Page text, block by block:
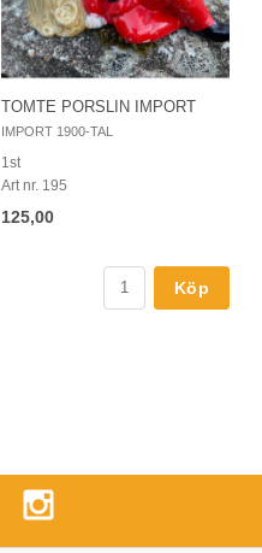
TOMTE PORSLIN IMPORT
IMPORT 1900-TAL
1st
Art nr. 195
125,00
Köp